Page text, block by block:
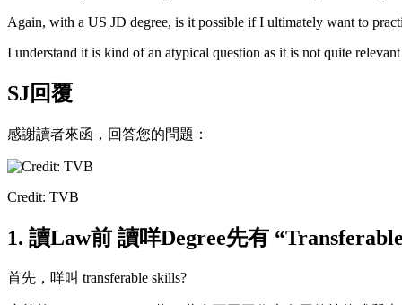
Again, with a US JD degree, is it possible if I ultimately want to
I understand it is kind of an atypical question as it is not quite
SJ回覆
感謝讀者來函，回答您的問題：
Credit: TVB
1. 讀Law前 讀咩Degree先有
首先，咩叫 transferable skills?